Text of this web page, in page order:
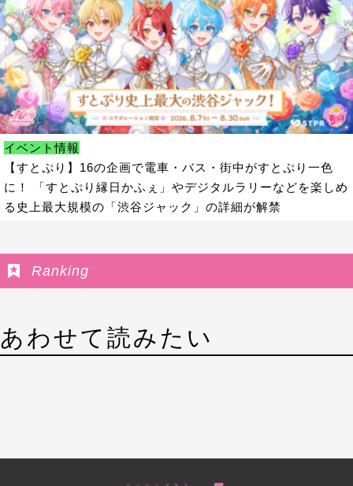
イベント情報
【すとぷり】16の企画で電車・バス・街中がすとぷり一色
に！ 「すとぷり縁日かふぇ」やデジタルラリーなどを楽しめ
る史上最大規模の「渋谷ジャック」の詳細が解禁
Ranking
あわせて読みたい